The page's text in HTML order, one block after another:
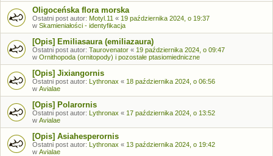
Oligoceńska flora morska
Ostatni post autor: Motyl.11 « 19 października 2024, o 19:37
w Skamieniałości - identyfikacja
[Opis] Emiliasaura (emiliazaura)
Ostatni post autor: Taurovenator « 19 października 2024, o 09:47
w Ornithopoda (ornitopody) i pozostałe ptasiomiedniczne
[Opis] Jixiangornis
Ostatni post autor: Lythronax « 18 października 2024, o 06:56
w Avialae
[Opis] Polarornis
Ostatni post autor: Lythronax « 17 października 2024, o 13:52
w Avialae
[Opis] Asiahesperornis
Ostatni post autor: Lythronax « 13 października 2024, o 19:42
w Avialae